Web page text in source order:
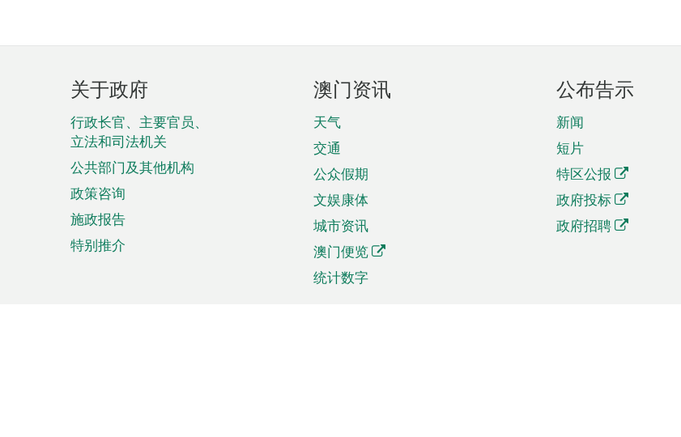
页
脚
菜
单
关于政府
行政长官、主要官员、
立法和司法机关
公共部门及其他机构
政策咨询
施政报告
特别推介
澳门资讯
天气
交通
公众假期
文娱康体
城市资讯
澳门便览
统计数字
公布告示
新闻
短片
特区公报
政府投标
政府招聘